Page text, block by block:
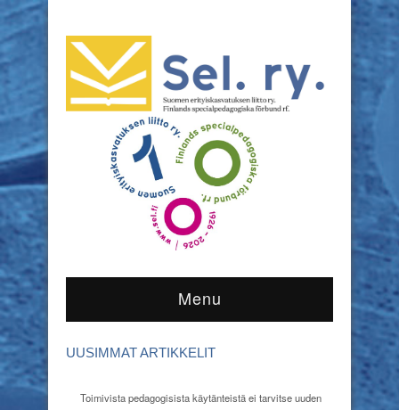
Menu
UUSIMMAT ARTIKKELIT
Toimivista pedagogisista käytänteistä ei tarvitse uuden